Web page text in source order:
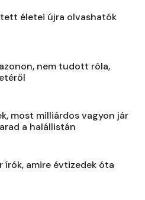
életei újra olvashatók
nem tudott róla,
most milliárdos vagyon jár
a halállistán
írók, amire évtizedek óta